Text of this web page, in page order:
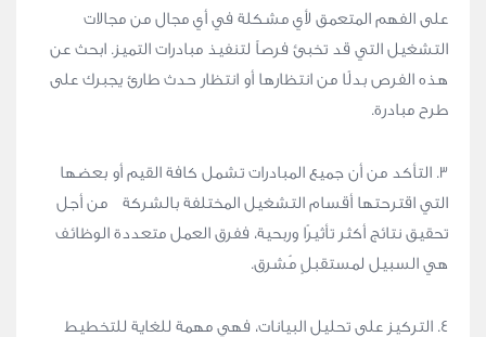
على الفهم المتعمق لأي مشكلة في أي مجال من مجالات
التشغيل التي قد تخبئ فرصاً لتنفيذ مبادرات التميز. ابحث عن
هذه الفرص بدلًا من انتظارها أو انتظار حدث طارئ يجبرك على
طرح مبادرة.
٣. التأكد من أن جميع المبادرات تشمل كافة القيم أو بعضها
التي اقترحتها أقسام التشغيل المختلفة بالشركة من أجل
تحقيق نتائج أكثر تأثيرًا وربحية، ففرق العمل متعددة الوظائف
هي السبيل لمستقبلٍ مُشرق.
٤. التركيز على تحليل البيانات، فهي مهمة للغاية للتخطيط